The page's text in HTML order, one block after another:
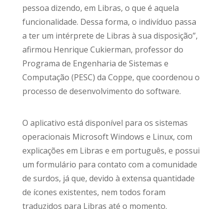
pessoa dizendo, em Libras, o que é aquela
funcionalidade. Dessa forma, o indivíduo passa
a ter um intérprete de Libras à sua disposição”,
afirmou Henrique Cukierman, professor do
Programa de Engenharia de Sistemas e
Computação (PESC) da Coppe, que coordenou o
processo de desenvolvimento do software.
O aplicativo está disponível para os sistemas
operacionais Microsoft Windows e Linux, com
explicações em Libras e em português, e possui
um formulário para contato com a comunidade
de surdos, já que, devido à extensa quantidade
de ícones existentes, nem todos foram
traduzidos para Libras até o momento.